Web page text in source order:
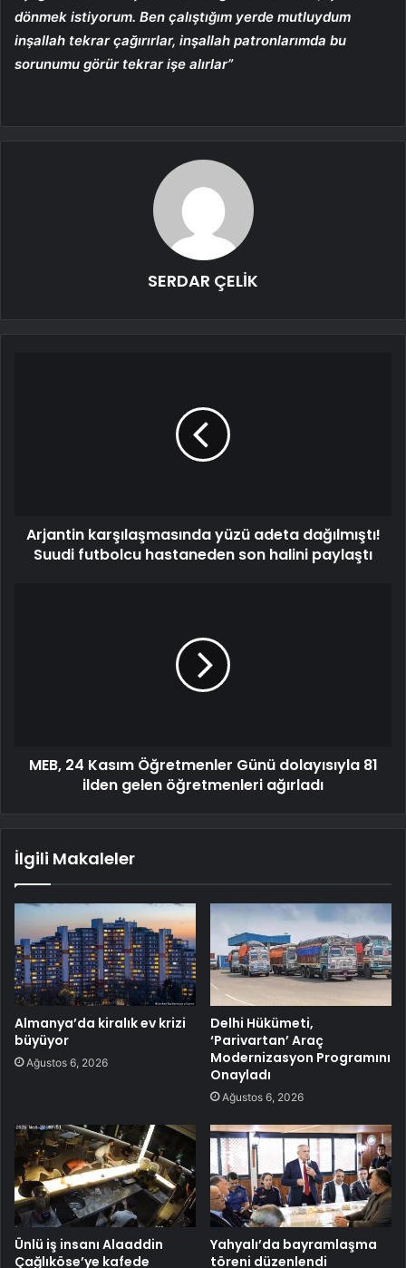
dönmek istiyorum. Ben çalıştığım yerde mutluydum
inşallah tekrar çağırırlar, inşallah patronlarımda bu
sorunumu görür tekrar işe alırlar”
SERDAR ÇELİK
Arjantin karşılaşmasında yüzü adeta dağılmıştı!
Suudi futbolcu hastaneden son halini paylaştı
MEB, 24 Kasım Öğretmenler Günü dolayısıyla 81
ilden gelen öğretmenleri ağırladı
İlgili Makaleler
Almanya’da kiralık ev krizi
büyüyor
Ağustos 6, 2026
Delhi Hükümeti,
‘Parivartan’ Araç
Modernizasyon Programını
Onayladı
Ağustos 6, 2026
Ünlü iş insanı Alaaddin
Çağlıköse’ye kafede
Yahyalı’da bayramlaşma
töreni düzenlendi